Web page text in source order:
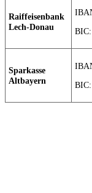
Raiffeisenbank
Lech-Donau
Sparkasse
Altbayern